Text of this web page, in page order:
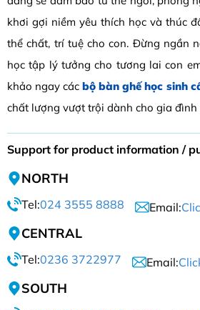
khơi gợi niềm yêu thích học và thúc
thể chất, trí tuệ cho con. Đừng ngần
học tập lý tưởng cho tương lai con
khảo ngay cácbộ bàn ghế học sinh
chất lượng vượt trội dành cho gia đình
Support for product information /
NORTH
Tel:024 3555 8888 Email:
CENTRAL
Tel:0236 3722977 Email:
SOUTH